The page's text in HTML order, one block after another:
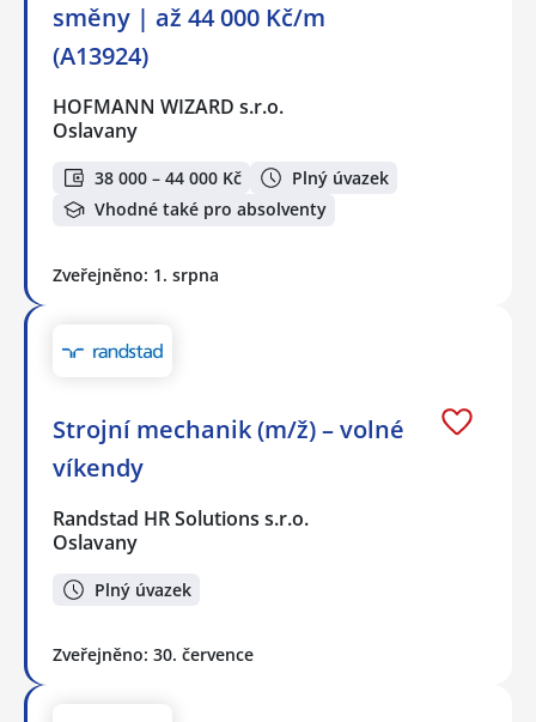
směny | až 44 000 Kč/m
(A13924)
HOFMANN WIZARD s.r.o.
Oslavany
38 000 – 44 000 Kč
Plný úvazek
Vhodné také pro absolventy
Zveřejněno: 1. srpna
Strojní mechanik (m/ž) – volné
víkendy
Randstad HR Solutions s.r.o.
Oslavany
Plný úvazek
Zveřejněno: 30. července